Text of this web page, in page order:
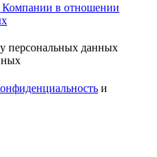
Компании в отношении
персональных данных
и